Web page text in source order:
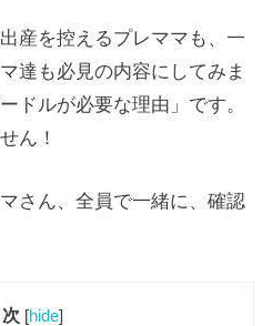
産を控えるプレママも、一
達も必見の内容にしてみま
ドルが必要な理由」です。
ん！
さん、全員で一緒に、確認
[hide]